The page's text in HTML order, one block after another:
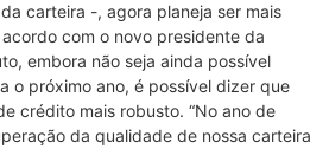
carteira -, agora planeja ser mais
com o novo presidente da
embora não seja ainda possível
o próximo ano, é possível dizer que
crédito mais robusto. “No ano de
da qualidade de nossa carteira